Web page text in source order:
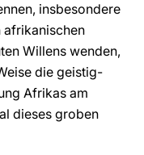
insbesondere
afrikanischen
Willens wenden,
die geistig-
Afrikas am
dieses groben